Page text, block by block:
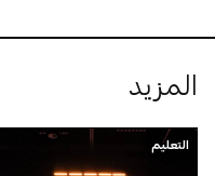
المزيد
التعليم